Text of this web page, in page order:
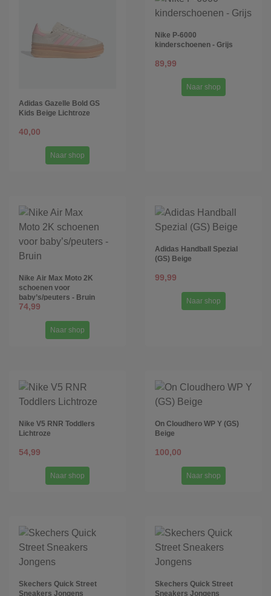
Adidas Gazelle Bold GS
Kids Beige Lichtroze
40,00
Naar shop
Nike P-6000
kinderschoenen - Grijs
89,99
Naar shop
Nike Air Max Moto 2K
schoenen voor
baby’s/peuters - Bruin
74,99
Naar shop
Adidas Handball Spezial
(GS) Beige
99,99
Naar shop
Nike V5 RNR Toddlers
Lichtroze
54,99
Naar shop
On Cloudhero WP Y (GS)
Beige
100,00
Naar shop
Skechers Quick Street
Sneakers Jongens
Skechers Quick Street
Sneakers Jongens